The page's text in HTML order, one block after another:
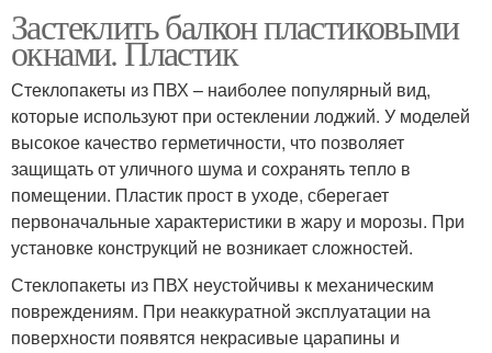
Застеклить балкон пластиковыми
окнами. Пластик
Стеклопакеты из ПВХ – наиболее популярный вид,
которые используют при остеклении лоджий. У моделей
высокое качество герметичности, что позволяет
защищать от уличного шума и сохранять тепло в
помещении. Пластик прост в уходе, сберегает
первоначальные характеристики в жару и морозы. При
установке конструкций не возникает сложностей.
Стеклопакеты из ПВХ неустойчивы к механическим
повреждениям. При неаккуратной эксплуатации на
поверхности появятся некрасивые царапины и